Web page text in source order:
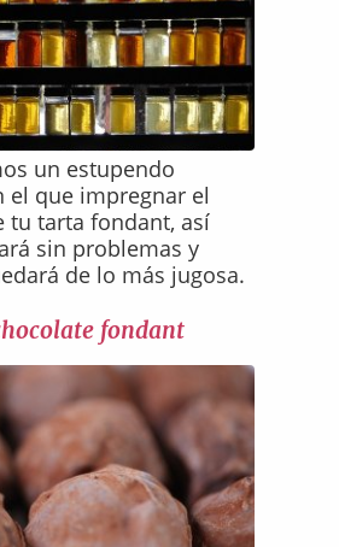
un estupendo
el que impregnar el
tu tarta fondant, así
sin problemas y
de lo más jugosa.
fondant